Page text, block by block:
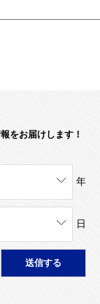
をお届けします！
年
日